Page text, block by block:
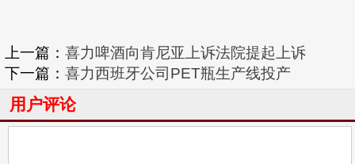
上一篇： 喜力啤酒向肯尼亚上诉法院提起上诉
下一篇： 喜力西班牙公司PET瓶生产线投产
用户评论